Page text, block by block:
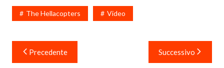
The Hellacopters Video
Navigazione
articoli
Precedente Successivo